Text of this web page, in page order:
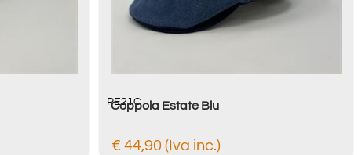
PE21C
Coppola Estate Blu
€ 44,90 (Iva inc.)